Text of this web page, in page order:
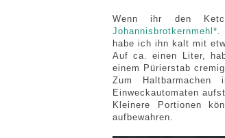
Wenn ihr den
Johannisbrotkernmehl*
habe ich ihn kalt mit
Auf ca. einen Liter,
einem Pürierstab
Zum
Einweckautomaten
Kleinere Portionen
aufbewahren.